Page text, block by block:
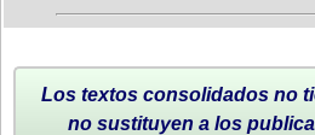
Los textos consolidados no
no sustituyen a los